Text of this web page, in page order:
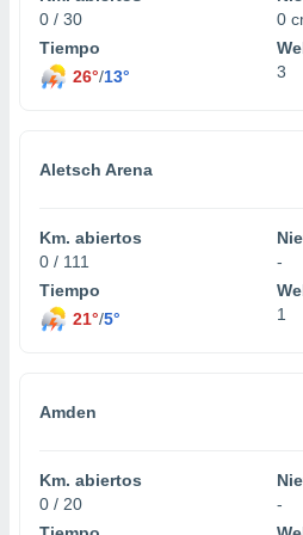
más
de
aceptar
0 / 30
0
Tiempo
26°/13°
3
Aletsch Arena
Km. abiertos
0 / 111
-
Tiempo
21°/5°
1
Amden
Km. abiertos
0 / 20
-